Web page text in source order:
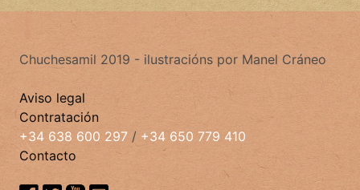
Chuchesamil 2019 - ilustracións por Manel Cráneo
Aviso legal
Contratación
+34 638 600 297 / +34 650 779 410
Contacto